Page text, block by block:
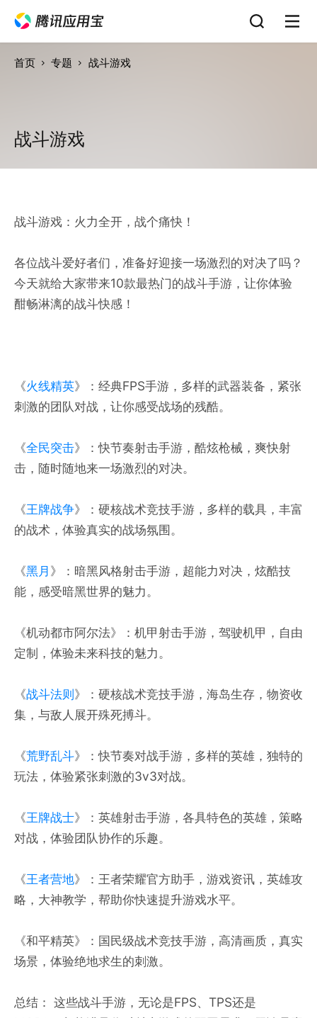
首页 专题 战斗游戏
战斗游戏
战斗游戏：火力全开，战个痛快！
各位战斗爱好者们，准备好迎接一场激烈的对决了吗？
今天就给大家带来10款最热门的战斗手游，让你体验
酣畅淋漓的战斗快感！
《火线精英》：经典FPS手游，多样的武器装备，紧张
刺激的团队对战，让你感受战场的残酷。
《全民突击》：快节奏射击手游，酷炫枪械，爽快射
击，随时随地来一场激烈的对决。
《王牌战争》：硬核战术竞技手游，多样的载具，丰富
的战术，体验真实的战场氛围。
《黑月》：暗黑风格射击手游，超能力对决，炫酷技
能，感受暗黑世界的魅力。
《机动都市阿尔法》：机甲射击手游，驾驶机甲，自由
定制，体验未来科技的魅力。
《战斗法则》：硬核战术竞技手游，海岛生存，物资收
集，与敌人展开殊死搏斗。
《荒野乱斗》：快节奏对战手游，多样的英雄，独特的
玩法，体验紧张刺激的3v3对战。
《王牌战士》：英雄射击手游，各具特色的英雄，策略
对战，体验团队协作的乐趣。
《王者营地》：王者荣耀官方助手，游戏资讯，英雄攻
略，大神教学，帮助你快速提升游戏水平。
《和平精英》：国民级战术竞技手游，高清画质，真实
场景，体验绝地求生的刺激。
总结： 这些战斗手游，无论是FPS、TPS还是